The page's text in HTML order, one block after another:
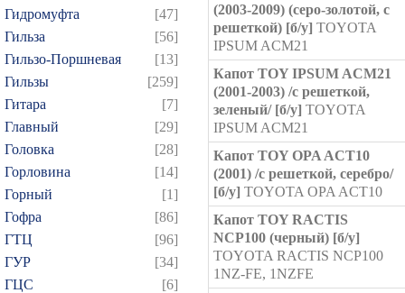
Гидромуфта
[47]
Гильза
[56]
Гильзо-Поршневая
[13]
Гильзы
[259]
Гитара
[7]
Главный
[29]
Головка
[28]
Горловина
[14]
Горный
[1]
Гофра
[86]
ГТЦ
[96]
ГУР
[34]
ГЦC
[6]
(2003-2009) (серо-золотой, с
решеткой) [б/у] TOYOTA
IPSUM ACM21
Капот TOY IPSUM ACM21
(2001-2003) /с решеткой,
зеленый/ [б/у] TOYOTA
IPSUM ACM21
Капот TOY OPA ACT10
(2001) /с решеткой, серебро/
[б/у] TOYOTA OPA ACT10
Капот TOY RACTIS
NCP100 (черный) [б/у]
TOYOTA RACTIS NCP100
1NZ-FE, 1NZFE